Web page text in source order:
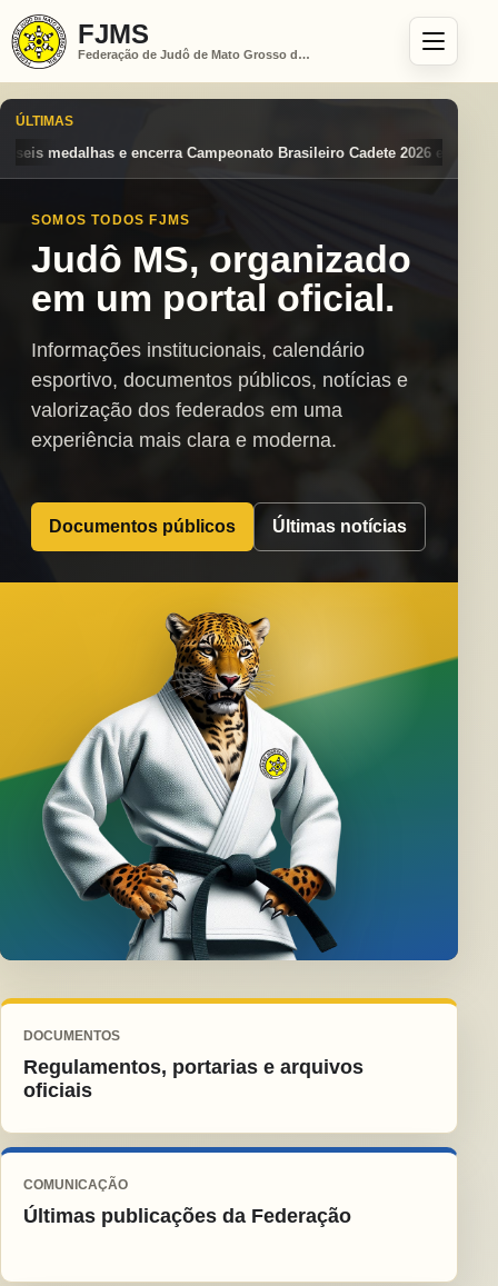
FJMS
Federação de Judô de Mato Grosso do Sul
ÚLTIMAS
Brasileiro Cadete 2026 entre os destaques nacionais
SOMOS TODOS FJMS
Judô MS, organizado
em um portal oficial.
Informações institucionais, calendário
esportivo, documentos públicos, notícias e
valorização dos federados em uma
experiência mais clara e moderna.
Documentos públicos Últimas notícias
DOCUMENTOS
Regulamentos, portarias e arquivos
oficiais
COMUNICAÇÃO
Últimas publicações da Federação